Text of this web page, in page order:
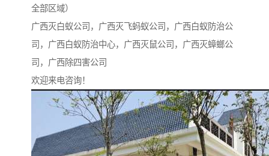
全部区域）
广西灭白蚁公司，广西灭飞蚂蚁公司，广西白蚁防治公
司，广西白蚁防治中心，广西灭鼠公司，广西灭蟑螂公
司，广西除四害公司
欢迎来电咨询！